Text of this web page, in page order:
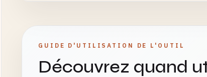
GUIDE D'UTILISATION DE L'OUTIL
Découvrez quand